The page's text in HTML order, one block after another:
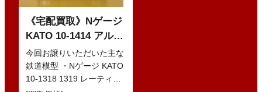
《宅配買取》Nゲージ
KATO 10-1414 アルプ
スの赤い客車 EWI な
どの鉄道模型
今回お譲りいただいた主な
鉄道模型 ・Nゲージ KATO
10-1318 1319 レーティッ